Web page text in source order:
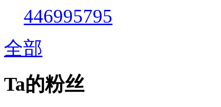
446995795
全部
Ta的粉丝